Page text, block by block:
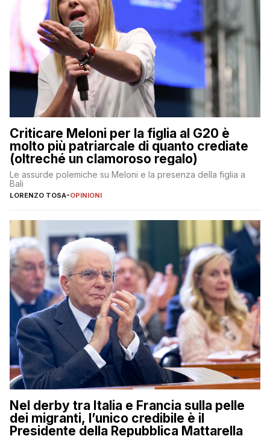
Criticare Meloni per la figlia al G20 è
molto più patriarcale di quanto crediate
(oltreché un clamoroso regalo)
Le assurde polemiche su Meloni e la presenza della figlia a
Bali
LORENZO TOSA-OPINIONI
Nel derby tra Italia e Francia sulla pelle
dei migranti, l’unico credibile è il
Presidente della Repubblica Mattarella